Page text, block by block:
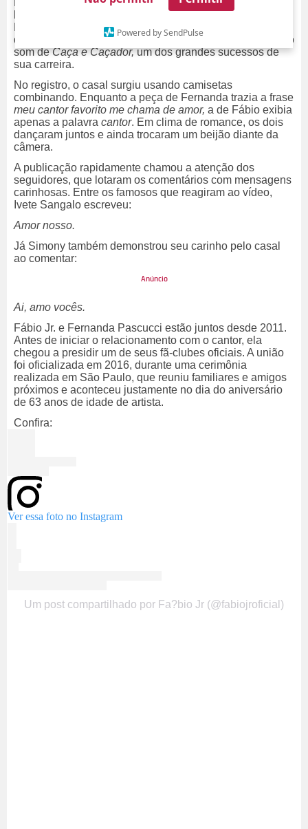
Powered by SendPulse
Fábio Jr. derreteu os fãs ao compartilhar um momento ao
lado da esposa, Fernanda Pascucci, nas redes sociais.
Nesta quarta-feira, dia 3, o cantor publicou um vídeo
descontraído em que aparece dançando com a amada ao
som deCaça e Caçador,um dos grandes sucessos de
sua carreira.
No registro, o casal surgiu usando camisetas
combinando. Enquanto a peça de Fernanda trazia a frase
meu cantor favorito me chama de amor, a de Fábio exibia
apenas a palavra cantor. Em clima de romance, os dois
dançaram juntos e ainda trocaram um beijão diante da
câmera.
A publicação rapidamente chamou a atenção dos
seguidores, que lotaram os comentários com mensagens
carinhosas. Entre os famosos que reagiram ao vídeo,
Ivete Sangalo escreveu:
Amor nosso.
Já Simony também demonstrou seu carinho pelo casal
ao comentar:
Ai, amo vocês.
Fábio Jr. e Fernanda Pascucci estão juntos desde 2011.
Antes de iniciar o relacionamento com o cantor, ela
chegou a presidir um de seus fã-clubes oficiais. A união
foi oficializada em 2016, durante uma cerimônia
realizada em São Paulo, que reuniu familiares e amigos
próximos e aconteceu justamente no dia do aniversário
de 63 anos de idade de artista.
Confira:
Ver essa foto no Instagram
Um post compartilhado por Fa?bio Jr (@fabiojroficial)